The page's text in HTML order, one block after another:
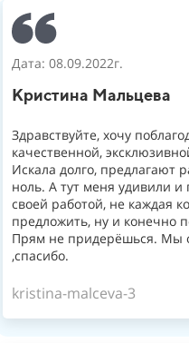
Дата: 08.09.2022г.
Кристина Мальцева
Здравствуйте, хочу
качественной,
Искала долго, предлагают
ноль. А тут меня удивили
своей работой, не каждая
предложить, ну и конечно
Прям не придерёшься. Мы
,спасибо.
kristina-malceva-3